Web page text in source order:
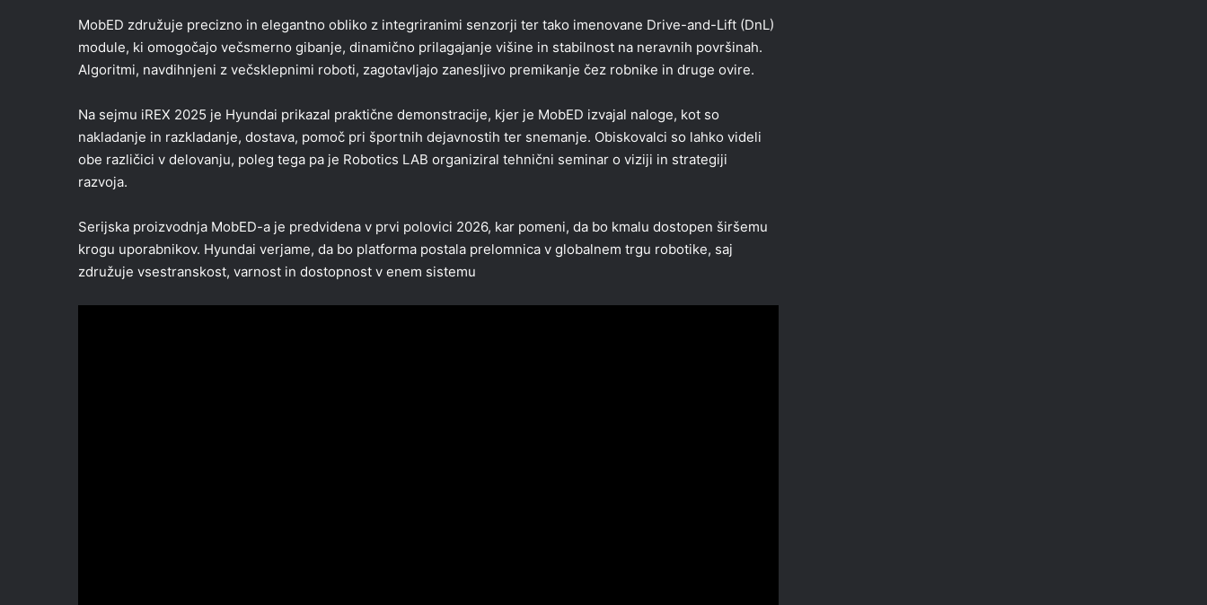
MobED združuje precizno in elegantno obliko z integriranimi senzorji ter tako imenovane Drive-and-Lift (DnL)
module, ki omogočajo večsmerno gibanje, dinamično prilagajanje višine in stabilnost na neravnih površinah.
Algoritmi, navdihnjeni z večsklepnimi roboti, zagotavljajo zanesljivo premikanje čez robnike in druge ovire.
Na sejmu iREX 2025 je Hyundai prikazal praktične demonstracije, kjer je MobED izvajal naloge, kot so
nakladanje in razkladanje, dostava, pomoč pri športnih dejavnostih ter snemanje. Obiskovalci so lahko videli
obe različici v delovanju, poleg tega pa je Robotics LAB organiziral tehnični seminar o viziji in strategiji
razvoja.
Serijska proizvodnja MobED-a je predvidena v prvi polovici 2026, kar pomeni, da bo kmalu dostopen širšemu
krogu uporabnikov. Hyundai verjame, da bo platforma postala prelomnica v globalnem trgu robotike, saj
združuje vsestranskost, varnost in dostopnost v enem sistemu